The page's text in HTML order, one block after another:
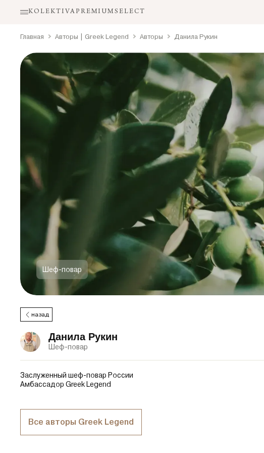
KOLEKTIVAPREMIUMSELECT
Главная Авторы | Greek Legend Авторы Данила Рукин
Шеф-повар
назад
Данила Рукин
Шеф-повар
Заслуженный шеф-повар России
Амбассадор Greek Legend
Все авторы Greek Legend